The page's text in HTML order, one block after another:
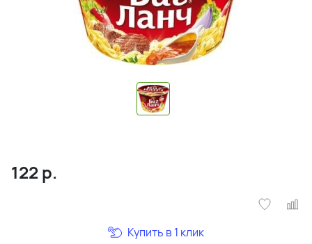
122 р.
Купить в 1 клик